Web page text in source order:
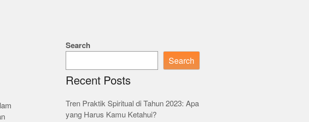
Search
Search
Recent Posts
Tren Praktik Spiritual di Tahun 2023: Apa
yang Harus Kamu Ketahui?